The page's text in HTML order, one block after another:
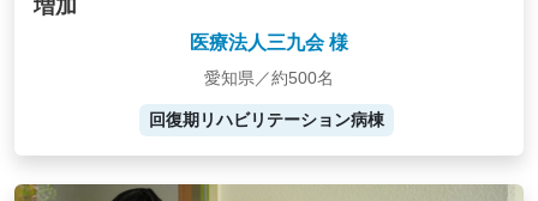
増加
医療法人三九会 様
愛知県／約500名
回復期リハビリテーション病棟